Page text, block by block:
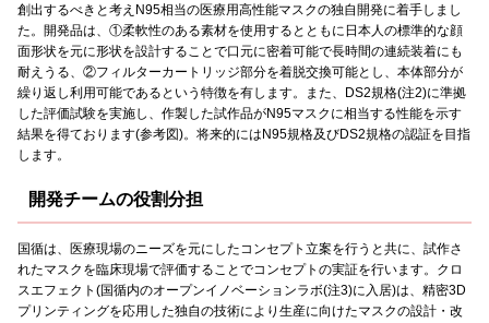
創出するべきと考えN95相当の医療用高性能マスクの独自開発に着手しまし
た。開発品は、①柔軟性のある素材を使用するとともに日本人の標準的な顔
面形状を元に形状を設計することで口元に密着可能で長時間の連続装着にも
耐えうる、②フィルターカートリッジ部分を着脱交換可能とし、本体部分が
繰り返し利用可能であるという特徴を有します。また、DS2規格(注2)に準拠
した評価試験を実施し、作製した試作品がN95マスクに相当する性能を示す
結果を得ております(参考図)。将来的にはN95規格及びDS2規格の認証を目指
します。
開発チームの役割分担
国循は、医療現場のニーズを元にしたコンセプト立案を行うと共に、試作さ
れたマスクを臨床現場で評価することでコンセプトの実証を行います。クロ
スエフェクト(国循内のオープンイノベーションラボ(注3)に入居)は、精密3D
プリンティングを応用した独自の技術により生産に向けたマスクの設計・改